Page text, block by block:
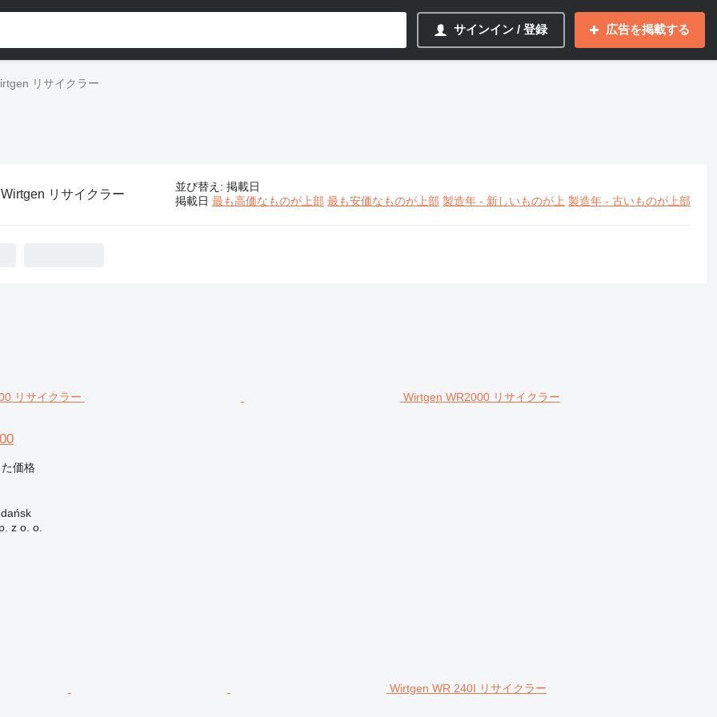
サインイン / 登録 広告を掲載する
リサイクラー
Wirtgen リサイクラー
並び替え : 掲載日
掲載日 最も高価なものが上部 最も安価なものが上部 製造年 - 新しいものが上 製造年 - 古いものが上部
Wirtgen WR2000 リサイクラー
価格
z o. o.
Wirtgen WR 240I リサイクラー